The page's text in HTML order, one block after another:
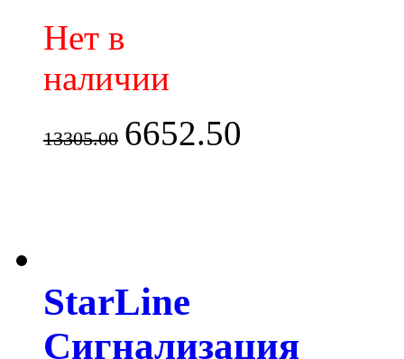
Нет в
наличии
13305.00 6652.50
StarLine
Сигнализация